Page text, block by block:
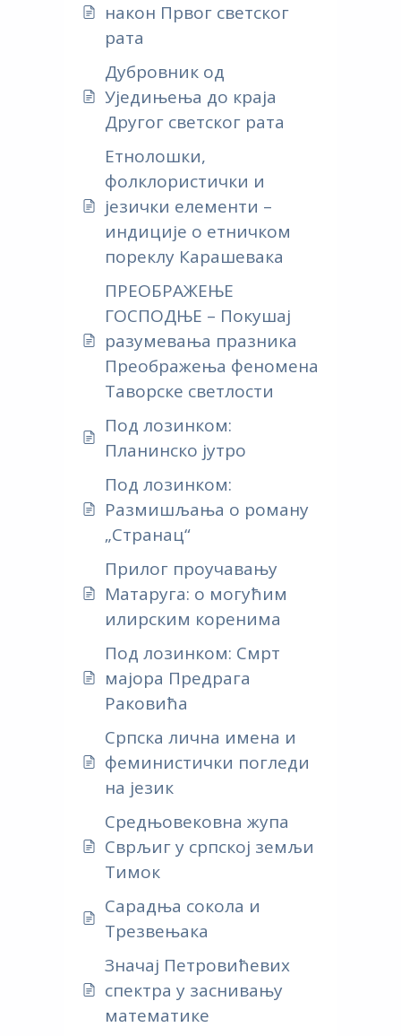
након Првог светског
рата
Дубровник од
Уједињења до краја
Другог светског рата
Етнолошки,
фолклористички и
језички елементи –
индиције о етничком
пореклу Карашевака
ПРЕОБРАЖЕЊЕ
ГОСПОДЊЕ – Покушај
разумевања празника
Преображења феномена
Таворске светлости
Под лозинком:
Планинско јутро
Под лозинком:
Размишљања о роману
„Странац“
Прилог проучавању
Mатаруга: о могућим
илирским коренима
Под лозинком: Смрт
мајора Предрага
Раковића
Српска лична имена и
феминистички погледи
на језик
Средњовековна жупа
Сврљиг у српској земљи
Тимок
Сарадња сокола и
Трезвењака
Значај Петровићевих
спектра у заснивању
математике